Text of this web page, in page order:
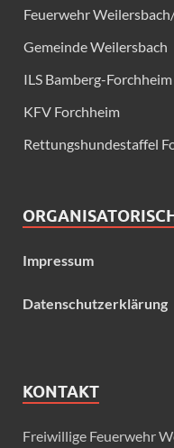
Feuerwehr
Gemeinde Weilersbach
ILS Bamberg-Forchheim
KFV Forchheim
Rettungshundestaffel
Impressum
Datenschutzerklärung
KONTAKT
Freiwillige Feuerwehr